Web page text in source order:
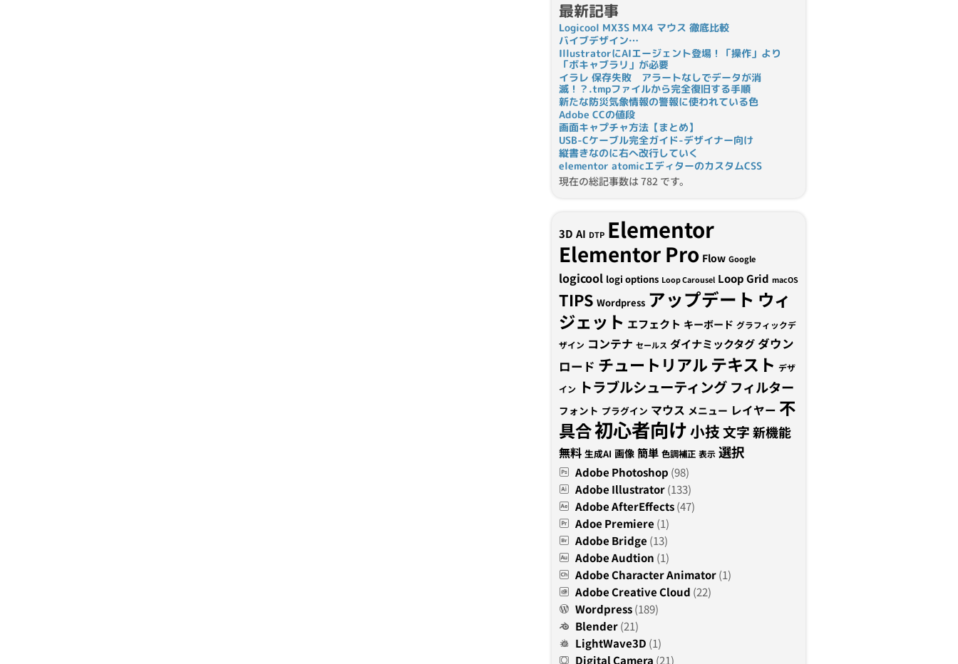
最新記事
Logicool MX3S MX4 マウス 徹底比較
バイブデザイン…
IllustratorにAIエージェント登場！「操作」より
「ボキャブラリ」が必要
イラレ 保存失敗 アラートなしでデータが消
滅！？.tmpファイルから完全復旧する手順
新たな防災気象情報の警報に使われている色
Adobe CCの値段
画面キャプチャ方法【まとめ】
USB-Cケーブル完全ガイド-デザイナー向け
縦書きなのに右へ改行していく
elementor atomicエディターのカスタムCSS
現在の総記事数は 782 です。
3D AI DTP Elementor
Elementor Pro Flow Google
logicool logi options Loop Carousel Loop Grid macOS
TIPS Wordpress アップデート ウィ
ジェット エフェクト キーボード グラフィックデ
ザイン コンテナ セールス ダイナミックタグダウン
ロード チュートリアルテキスト デザ
イン
トラブルシューティング フィルター
フォント プラグイン マウス メニュー レイヤー 不
具合初心者向け小技文字新機能
無料 生成AI 画像 簡単 色調補正 表示 選択
Adobe Photoshop (98)
Adobe Illustrator(133)
Adobe AfterEffects(47)
Adoe Premiere (1)
Adobe Bridge (13)
Adobe Audtion (1)
Adobe Character Animator(1)
Adobe Creative Cloud (22)
Wordpress(189)
Blender(21)
LightWave3D (1)
Digital Camera (21)